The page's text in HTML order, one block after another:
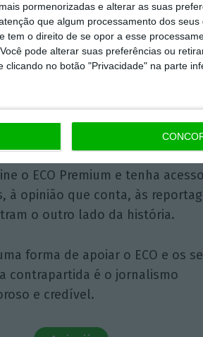
pormenorizadas e alterar as suas
que algum processamento dos
tem o direito de se opor a esse
pode alterar suas preferências ou
no botão "Privacidade" na parte
o ECO Premium
a informação é mais
jornalismo independente e
o ECO Premium e tenha
à opinião que conta, às
o outro lado da história.
forma de apoiar o ECO e os
contrapartida é o jornalismo
e credível.